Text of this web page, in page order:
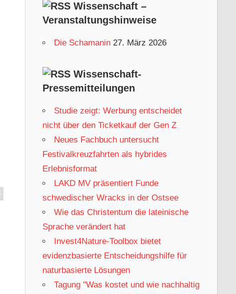
Wissenschaft –
Veranstaltungshinweise
Die Schamanin 27. März 2026
Wissenschaft-
Pressemitteilungen
Studie zeigt: Werbung entscheidet
nicht über den Ticketkauf der Gen Z
Neues Fachbuch untersucht
Festivalkreuzfahrten als hybrides
Erlebnisformat
LAKD MV präsentiert Funde
schwedischer Wracks in der Ostsee
Wie das Christentum die lateinische
Sprache verändert hat
Invest4Nature-Toolbox bietet
evidenzbasierte Entscheidungshilfe für
naturbasierte Lösungen
Tagung "Was kostet und wie nachhaltig